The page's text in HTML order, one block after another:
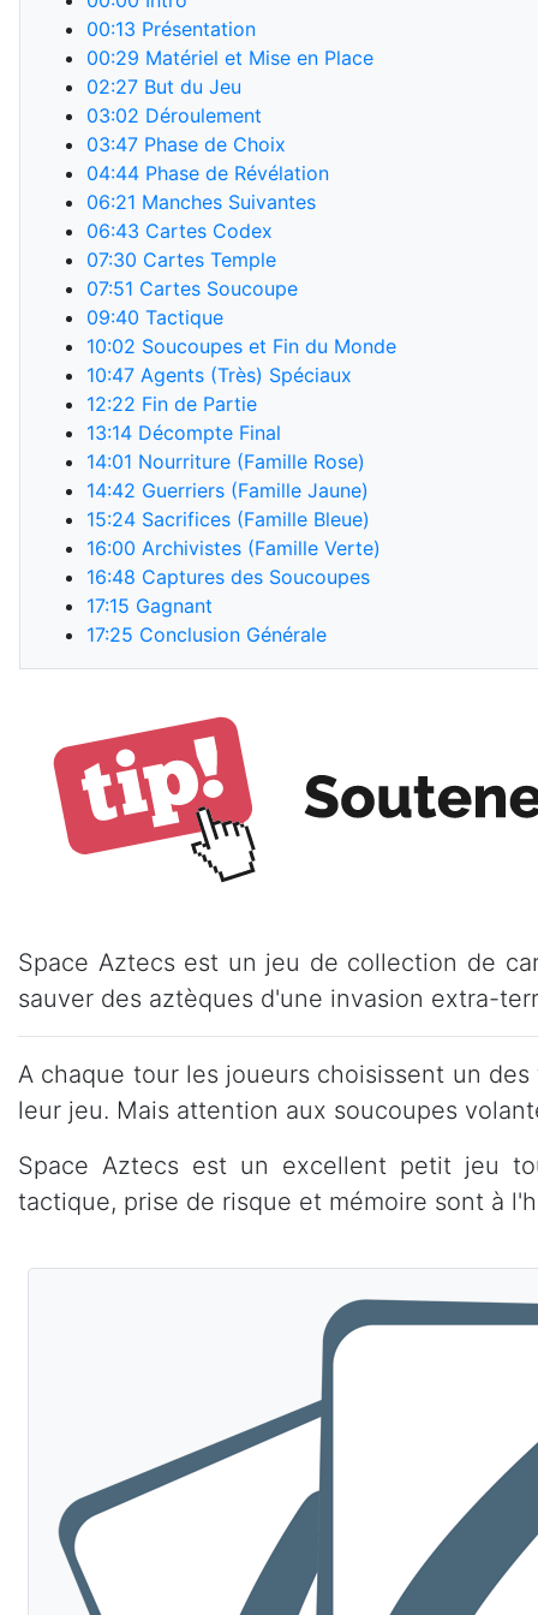
00:13 Présentation
00:29 Matériel et Mise en Place
02:27 But du Jeu
03:02 Déroulement
03:47 Phase de Choix
04:44 Phase de Révélation
06:21 Manches Suivantes
06:43 Cartes Codex
07:30 Cartes Temple
07:51 Cartes Soucoupe
09:40 Tactique
10:02 Soucoupes et Fin du Monde
10:47 Agents (Très) Spéciaux
12:22 Fin de Partie
13:14 Décompte Final
14:01 Nourriture (Famille Rose)
14:42 Guerriers (Famille Jaune)
15:24 Sacrifices (Famille Bleue)
16:00 Archivistes (Famille Verte)
16:48 Captures des Soucoupes
17:15 Gagnant
17:25 Conclusion Générale
Space Aztecs est un jeu de collection de
sauver des aztèques d'une invasion extra-
A chaque tour les joueurs choisissent un
leur jeu. Mais attention aux soucoupes
Space Aztecs est un excellent petit jeu
tactique, prise de risque et mémoire sont à